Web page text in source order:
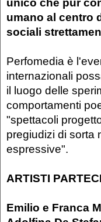
umano al centro
sociali
Perfomedia è
internazionali
il luogo delle
comportamenti
"spettacoli
pregiudizi di sorta
espressive".
ARTISTI
Emilio e Franca